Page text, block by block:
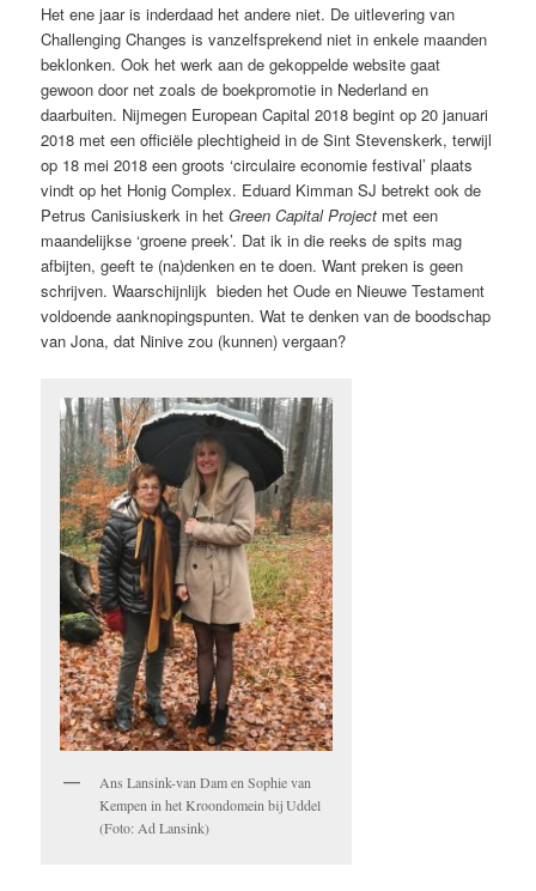
Het ene jaar is inderdaad het andere niet. De uitlevering van
Challenging Changes is vanzelfsprekend niet in enkele maanden
beklonken. Ook het werk aan de gekoppelde website gaat
gewoon door net zoals de boekpromotie in Nederland en
daarbuiten. Nijmegen European Capital 2018 begint op 20 januari
2018 met een officiële plechtigheid in de Sint Stevenskerk, terwijl
op 18 mei 2018 een groots ‘circulaire economie festival’ plaats
vindt op het Honig Complex. Eduard Kimman SJ betrekt ook de
Petrus Canisiuskerk in hetGreen Capital Project met een
maandelijkse ‘groene preek’. Dat ik in die reeks de spits mag
afbijten, geeft te (na)denken en te doen. Want preken is geen
schrijven. Waarschijnlijk bieden het Oude en Nieuwe Testament
voldoende aanknopingspunten. Wat te denken van de boodschap
van Jona, dat Ninive zou (kunnen) vergaan?
Ans Lansink-van Dam en Sophie van
Kempen in het Kroondomein bij Uddel
(Foto: Ad Lansink)